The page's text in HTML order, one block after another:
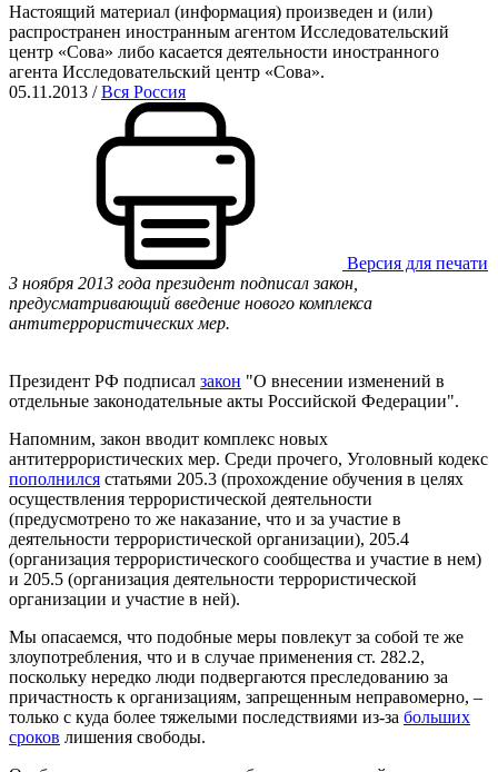
Настоящий материал (информация) произведен и (или)
распространен иностранным агентом Исследовательский
центр «Сова» либо касается деятельности иностранного
агента Исследовательский центр «Сова».
05.11.2013 /Вся Россия
Версия для печати
3 ноября 2013 года президент подписал закон,
предусматривающий введение нового комплекса
антитеррористических мер.
Президент РФ подписал закон "О внесении изменений в
отдельные законодательные акты Российской Федерации".
Напомним, закон вводит комплекс новых
антитеррористических мер. Среди прочего, Уголовный кодекс
пополнился статьями 205.3 (прохождение обучения в целях
осуществления террористической деятельности
(предусмотрено то же наказание, что и за участие в
деятельности террористической организации), 205.4
(организация террористического сообщества и участие в нем)
и 205.5 (организация деятельности террористической
организации и участие в ней).
Мы опасаемся, что подобные меры повлекут за собой те же
злоупотребления, что и в случае применения ст. 282.2,
поскольку нередко люди подвергаются преследованию за
причастность к организациям, запрещенным неправомерно, –
только с куда более тяжелыми последствиями из-за больших
сроков лишения свободы.